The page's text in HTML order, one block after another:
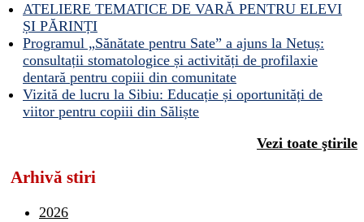
ATELIERE TEMATICE DE VARĂ PENTRU ELEVI
ȘI PĂRINȚI
Programul „Sănătate pentru Sate” a ajuns la Netuș:
consultații stomatologice și activități de profilaxie
dentară pentru copiii din comunitate
Vizită de lucru la Sibiu: Educație și oportunități de
viitor pentru copiii din Săliște
Vezi toate ştirile
Arhivă stiri
2026